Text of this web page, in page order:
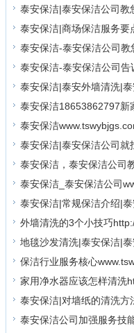
泰安保洁|泰安保洁公司教
泰安保洁|商场保洁服务要
泰安保洁-泰安保洁公司
泰安保洁-泰安保洁公司
泰安保洁|泰安外墙清洗|
泰安保洁18653862797新
泰安保洁
泰安保洁|泰安保洁公司就
泰安保洁，泰安保洁公司
泰安保洁_泰安保洁公司
泰安保洁|常规保洁介绍|
外墙清洗的3个小技巧
地毯沙发清洗|泰安保洁|
保洁行业服务核心
家用净水器应该怎样清洗
泰安保洁|对墙纸的清洗方
泰安保洁公司加强服务技